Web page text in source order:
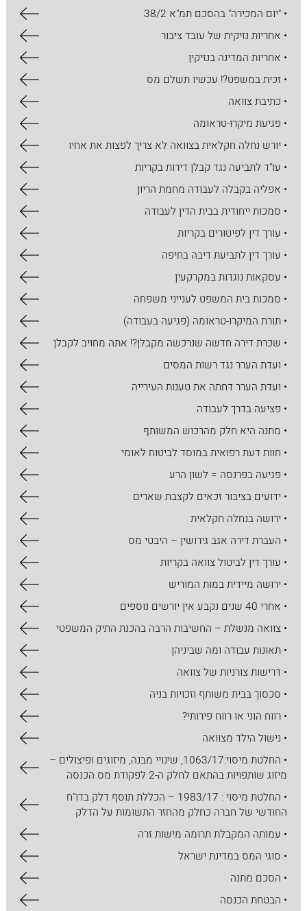
• "יום המכירה" בהסכם תמ"א 38/2
• אחריות נזיקית של עובד ציבור
• אחריות המדינה בנזיקין
• זכית במשפט?! עכשיו תשלם מס
• כתיבת צוואה
• פגיעת מיקרו-טראומה
• יורש נחלה חקלאית בצוואה לא צריך לפצות את אחיו
• עו"ד לתביעה נגד קבלן דירות בקריות
• אפליה בקבלה לעבודה מחמת הריון
• סמכות ייחודית בבית הדין לעבודה
• עורך דין לפיטורים בקריות
• עורך דין לתביעת דיבה בחיפה
• עסקאות נוגדות במקרקעין
• סמכות בית המשפט לענייני משפחה
• תורת המיקרו-טראומה (פגיעה בעבודה)
• שכרת דירה חדשה שנרכשה מקבלן?! אתה מחויב לקבלן
• ועדת הערר נגד רשות המסים
• ועדת הערר דחתה את טענות העירייה
• פציעה בדרך לעבודה
• מתנה היא חלק מהרכוש המשותף
• חוות דעת רפואית במוסד לביטוח לאומי
• פגיעה בפרנסה = לשון הרע
• ידועים בציבור זכאים לקצבת שארים
• ירושה בנחלה חקלאית
• העברת דירה אגב גירושין – היבטי מס
• עורך דין לביטול צוואה בקריות
• ירושה מיידית במות המוריש
• אחרי 40 שנים נקבע אין יורשים נוספים
• צוואה מנשלת – החשיבות הרבה בהכנת התיק המשפטי
• תאונות עבודה ומה שביניהן
• דרישות צורניות של צוואה
• סכסוך בבית משותף וזכויות בניה
• רווח הוני או רווח פירותי?
• נישול הילד מצוואה
• החלטת מיסוי:1063/17, שינויי מבנה, מיזוגים ופיצולים –
מיזוג שותפויות בהתאם לחלק ה-2 לפקודת מס הכנסה
• החלטת מיסוי : 1983/17 – הכללת תוסף דלק בדו"ח
החודשי של חברה כחלק מהחזר התשומות על הדלק
• עמותה המקבלת תרומה מישות זרה
• סוגי המס במדינת ישראל
• הסכם מתנה
• הבטחת הכנסה